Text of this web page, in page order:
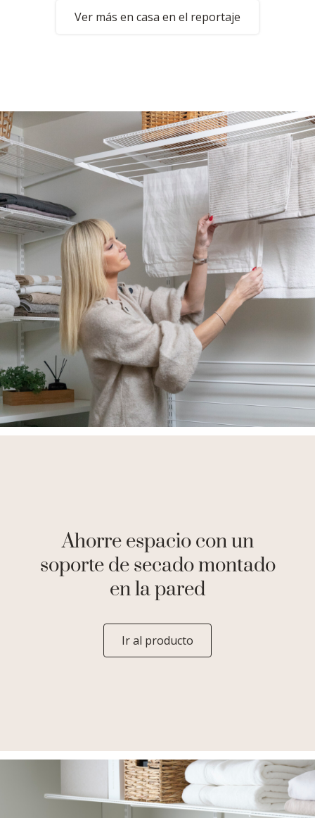
Ver más en casa en el reportaje
Ahorre espacio con un
soporte de secado montado
en la pared
Ir al producto